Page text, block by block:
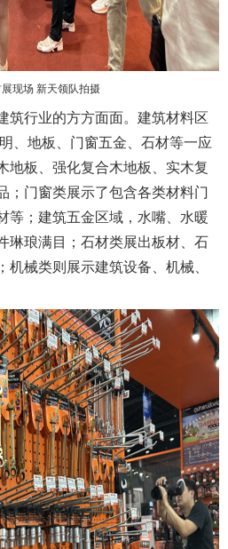
现场 新天领队拍摄
筑行业的方方面面。建筑材料区
、地板、门窗五金、石材等一应
地板、强化复合木地板、实木复
；门窗类展示了包含各类材料门
等；建筑五金区域，水嘴、水暖
琳琅满目；石材类展出板材、石
械类则展示建筑设备、机械、